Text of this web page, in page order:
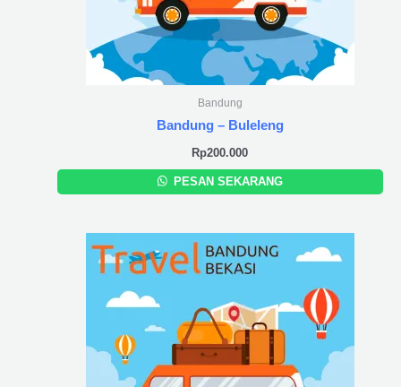
Bandung
Bandung – Buleleng
Rp200.000
PESAN SEKARANG